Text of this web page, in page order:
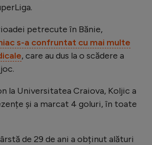
petrecute în Bănie,
s-a confruntat cu mai multe
, care au dus la o scădere a
la Universitatea Craiova, Koljic a
și a marcat 4 goluri, în toate
de 29 de ani a obținut alături